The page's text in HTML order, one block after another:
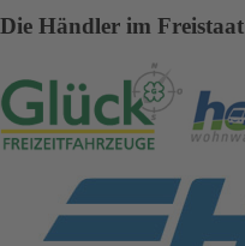
Die Händler im Freistaat